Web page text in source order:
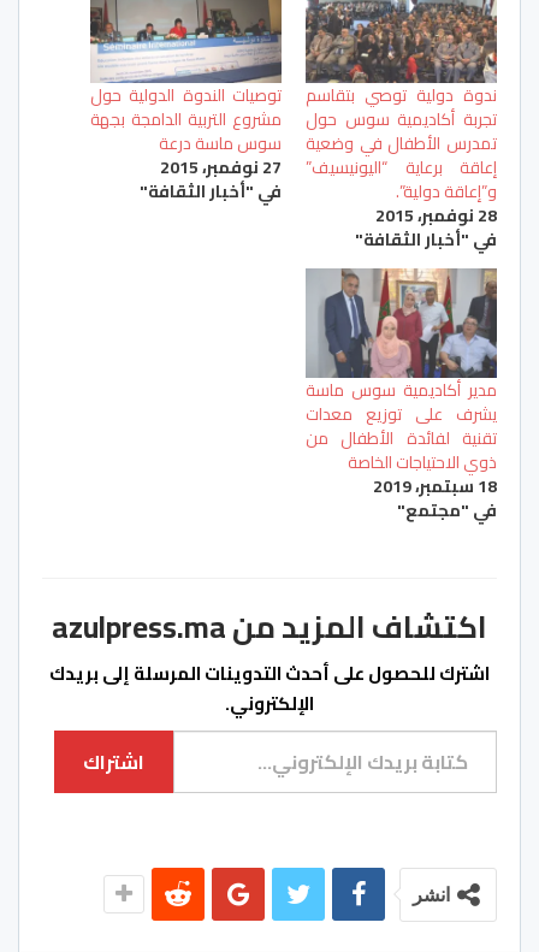
ندوة دولية توصي بتقاسم
تجربة أكاديمية سوس حول
تمدرس الأطفال في وضعية
إعاقة برعاية “اليونيسيف”
و”إعاقة دولية”.
28 نوفمبر، 2015
في "أخبار الثقافة"
توصيات الندوة الدولية حول
مشروع التربية الدامجة بجهة
سوس ماسة درعة
27 نوفمبر، 2015
في "أخبار الثقافة"
مدير أكاديمية سوس ماسة
يشرف على توزيع معدات
تقنية لفائدة الأطفال من
ذوي الاحتياجات الخاصة
18 سبتمبر، 2019
في "مجتمع"
اكتشاف المزيد من azulpress.ma
اشترك للحصول على أحدث التدوينات المرسلة إلى بريدك
الإلكتروني.
كتابة بريدك الإلكتروني...
اشتراك
انشر